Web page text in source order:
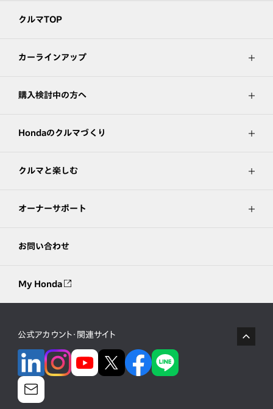
クルマTOP
カーラインアップ
購入検討中の方へ
Hondaのクルマづくり
クルマと楽しむ
オーナーサポート
お問い合わせ
My Honda
公式アカウント・関連サイト